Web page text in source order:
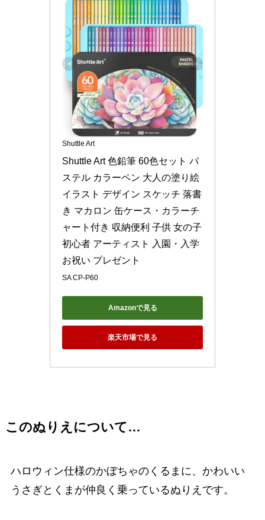
Shuttle Art
Shuttle Art 色鉛筆 60色セット パ
ステル カラーペン 大人の塗り絵
イラスト デザイン スケッチ 落書
き マカロン 缶ケース・カラーチ
ャート付き 収納便利 子供 女の子
初心者 アーティスト 入園・入学
お祝い プレゼント
SA CP-P60
Amazonで見る
楽天市場で見る
このぬりえについて…
ハロウィン仕様のかぼちゃのくるまに、かわいい
うさぎとくまが仲良く乗っているぬりえです。